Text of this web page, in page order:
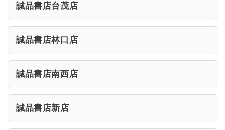
誠品書店台茂店
誠品書店林口店
誠品書店南西店
誠品書店新店